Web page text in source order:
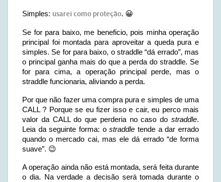
Simples: usarei como proteção. 😀
Se for para baixo, me beneficio, pois minha operação
principal foi montada para aproveitar a queda pura e
simples. Se for para baixo, o straddle “dá errado”, mas
o principal ganha mais do que a perda do straddle. Se
for para cima, a operação principal perde, mas o
straddle funcionaria, aliviando a perda.
Por que não fazer uma compra pura e simples de uma
CALL ? Porque se eu fizer isso e cair, eu perco mais
valor da CALL do que perderia no caso do straddle.
Leia da seguinte forma: ostraddle tende a dar errado
quando o mercado cai, mas ele dá errado “de forma
suave”. 😉
A operação ainda não está montada, será feita durante
o dia. Na verdade a decisão será tomada durante o